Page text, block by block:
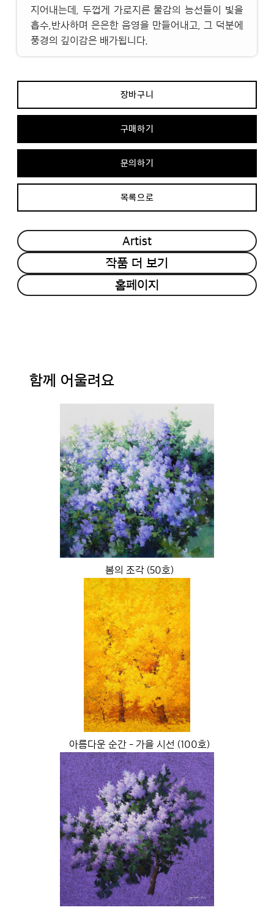
지어내는데, 두껍게 가로지른 물감의 능선들이 빛을
흡수,반사하며 은은한 음영을 만들어내고, 그 덕분에
풍경의 깊이감은 배가됩니다.
장바구니
구매하기
문의하기
목록으로
Artist
작품 더 보기
홈페이지
함께 어울려요
봄의 조각 (50호)
아름다운 순간 - 가을 시선 (100호)